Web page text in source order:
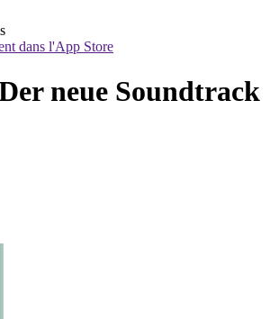
dans l'App Store
neue Soundtrack